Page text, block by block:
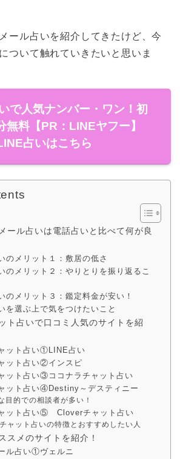
ール占いを紹介してきたけど、今
ついて触れていきたいと思いま
で人気ナンバー・ワン！初
無料【PR：LINEヤフー】
占いはこちら
ール占いは電話占いと比べて何が良
のメリット１：敷居の低さ
のメリット２：やりとりを振り返るこ
のメリット３：鑑定料金が安い！
を選ぶ上で気をつけたいこと
ト占いで口コミ人気のサイトを紹
ット占い①LINE占い
ット占い②インスピ
ット占い③ココナラチャット占い
ット占い④Destiny～デスティニー
目的での相談者が多い！
ット占い⑤ Cloverチャット占い
ャット占いの特徴とおすすめしたい人
スメのサイトを紹介！
ル占い①ヴェルニ